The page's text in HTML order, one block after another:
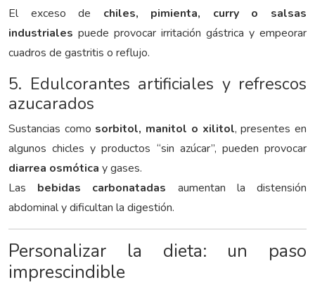
El exceso de chiles, pimienta, curry o salsas
industriales puede provocar irritación gástrica y empeorar
cuadros de gastritis o reflujo.
5. Edulcorantes artificiales y refrescos
azucarados
Sustancias como sorbitol, manitol o xilitol, presentes en
algunos chicles y productos “sin azúcar”, pueden provocar
diarrea osmótica y gases.
Las bebidas carbonatadas aumentan la distensión
abdominal y dificultan la digestión.
Personalizar la dieta: un paso
imprescindible